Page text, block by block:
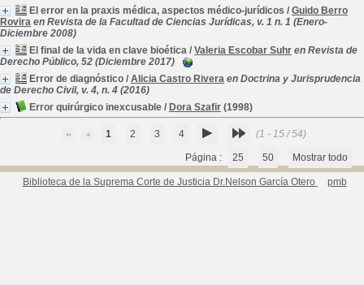
El error en la praxis médica, aspectos médico-jurídicos / Guido Berro
Rovira en Revista de la Facultad de Ciencias Jurídicas, v. 1 n. 1 (Enero-
Diciembre 2008)
El final de la vida en clave bioética / Valeria Escobar Suhr en Revista de
Derecho Público, 52 (Diciembre 2017)
Error de diagnóstico / Alicia Castro Rivera en Doctrina y Jurisprudencia
de Derecho Civil, v. 4, n. 4 (2016)
Error quirúrgico inexcusable / Dora Szafir (1998)
1 2 3 4 (1 - 15 / 54)
Página : 25 50 Mostrar todo
Biblioteca de la Suprema Corte de Justicia Dr.Nelson García Otero pmb